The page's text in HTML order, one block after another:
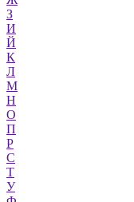
З
И
Й
К
Л
М
Н
О
П
Р
С
Т
У